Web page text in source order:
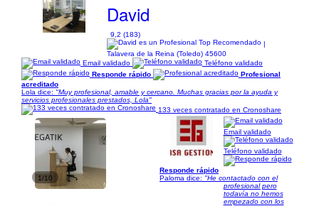
David
9,2 (183)
|
Talavera de la Reina (Toledo) 45600
Email validado
Teléfono validado
Responde rápido
Profesional
acreditado
Lola dice: "Muy profesional, amable y cercano. Muchas gracias por la ayuda y
servicios profesionales prestados, Lola"
133 veces contratado en Cronoshare
1/10
Email validado
Teléfono validado
Responde rápido
Paloma dice: "He contactado con el
profesional pero
todavía no hemos
empezado con los